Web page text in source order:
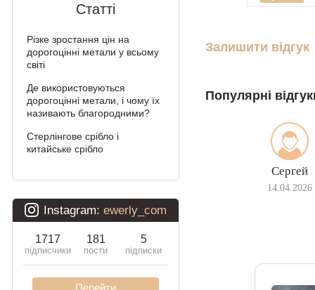
камінням
Арабський Бісмарк
Давид
(чайка)
Десятка (подвійне
Статті
Різке зростання цін на
дорогоцінні метали у всьому
світі
Де використовуються
дорогоцінні метали, і чому їх
називають благородними?
Стерлінгове срібло і
китайське срібло
Залишити відгук
Популярні
Сергей
14.04.2026